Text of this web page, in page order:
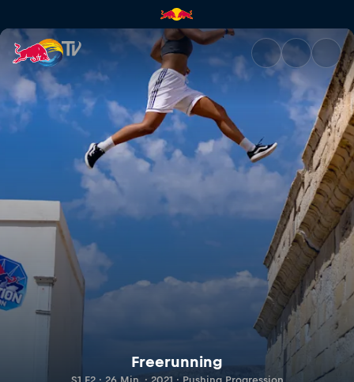
Freerunning | Red Bull TV
Freerunning